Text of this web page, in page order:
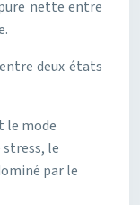
nette entre
deux états
le mode
le
par le